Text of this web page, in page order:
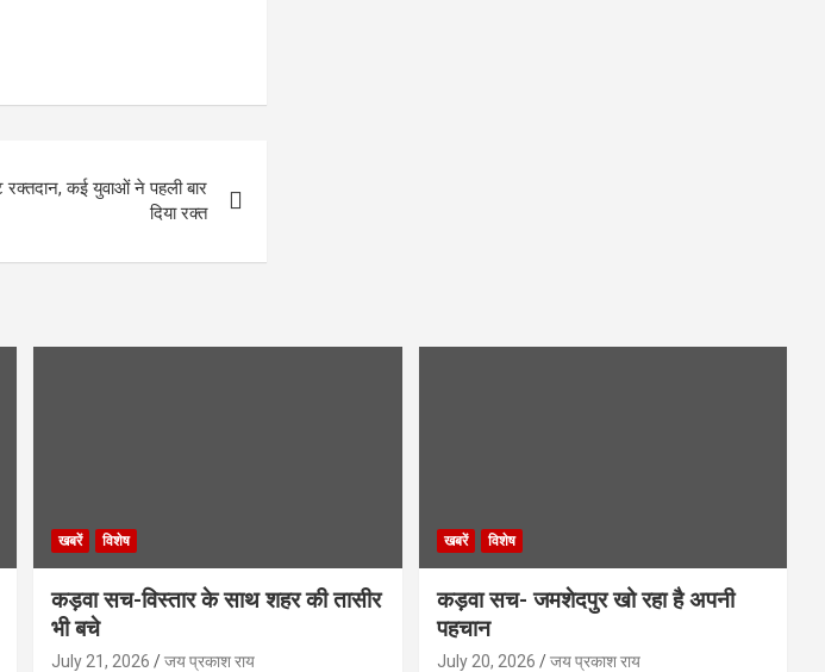
रक्तदान, कई युवाओं ने पहली बार
दिया रक्त
खबरें विशेष
कड़वा सच-विस्तार के साथ शहर की तासीर
भी बचे
July 21, 2026 जय प्रकाश राय
खबरें विशेष
कड़वा सच- जमशेदपुर खो रहा है अपनी
पहचान
July 20, 2026 जय प्रकाश राय